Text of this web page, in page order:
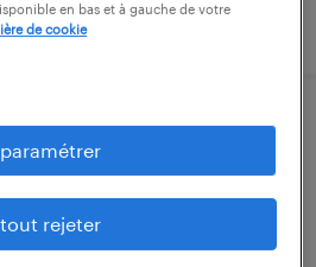
en bas et à gauche de votre
de cookie
paramétrer
tout rejeter